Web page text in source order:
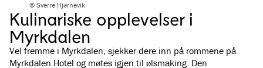
© Sverre Hjørnevik
Kulinariske opplevelser i
Myrkdalen
Vel fremme i Myrkdalen, sjekker dere inn på rommene på
Myrkdalen Hotel og møtes igjen til ølsmaking. Den